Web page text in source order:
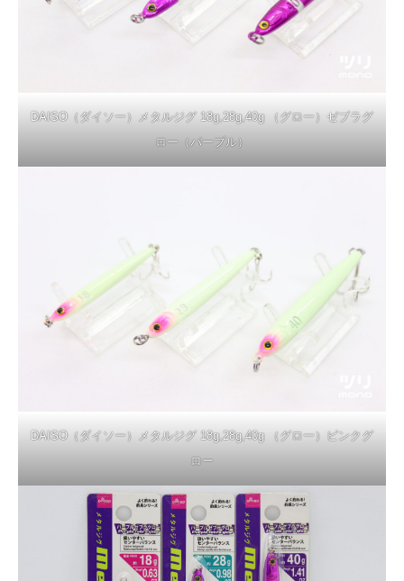
DAISO（ダイソー）メタルジグ 18g,28g,40g （グロー）ゼブラグ
ロー（パープル）
DAISO（ダイソー）メタルジグ 18g,28g,40g （グロー）ピンクグ
ロー